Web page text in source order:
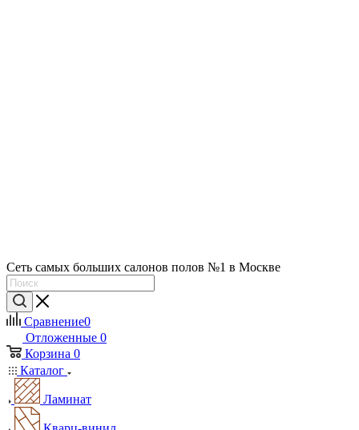
Сеть самых больших салонов полов №1 в Москве
Сравнение0
Отложенные 0
Корзина 0
Каталог
Ламинат